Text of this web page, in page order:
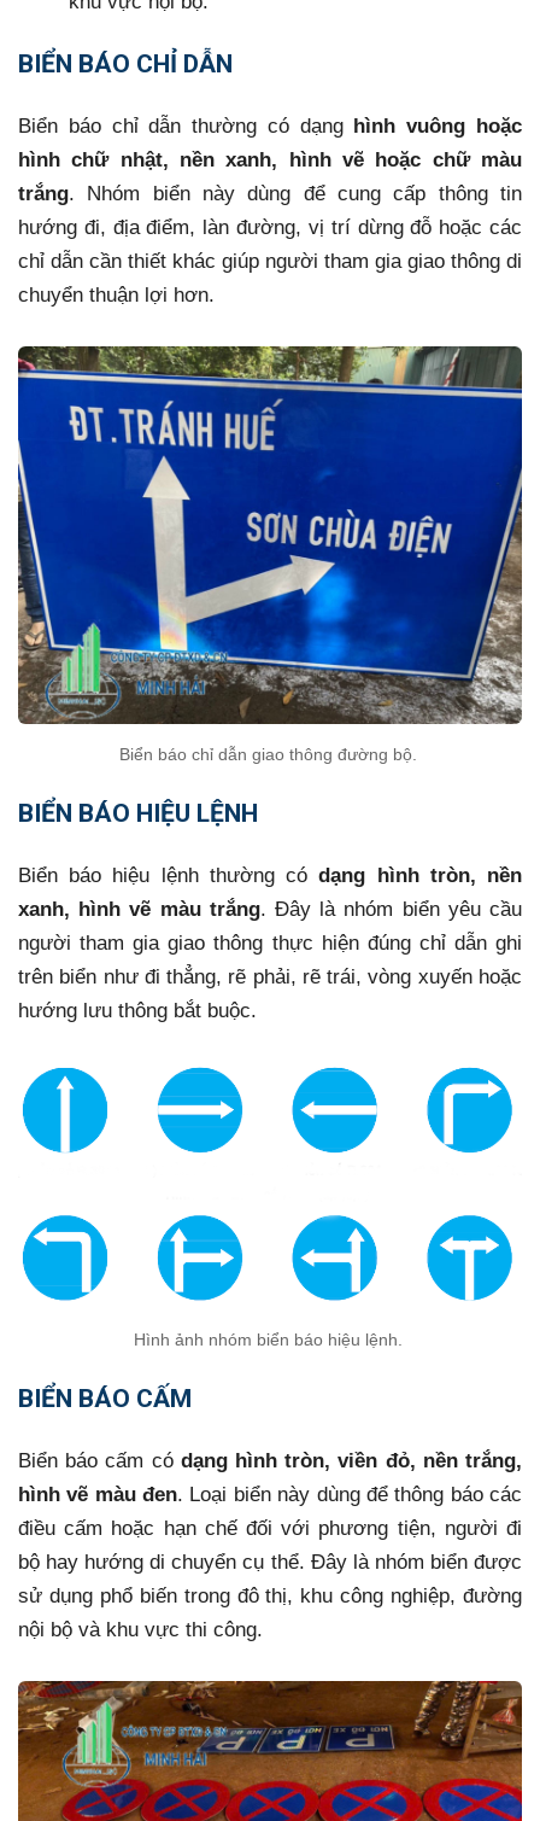
BIỂN BÁO CHỈ DẪN
Biển báo chỉ dẫn thường có dạng hình vuông hoặc
hình chữ nhật, nền xanh, hình vẽ hoặc chữ màu
trắng. Nhóm biển này dùng để cung cấp thông tin
hướng đi, địa điểm, làn đường, vị trí dừng đỗ hoặc các
chỉ dẫn cần thiết khác giúp người tham gia giao thông di
chuyển thuận lợi hơn.
Biển báo chỉ dẫn giao thông đường bộ.
BIỂN BÁO HIỆU LỆNH
Biển báo hiệu lệnh thường códạng hình tròn, nền
xanh, hình vẽ màu trắng. Đây là nhóm biển yêu cầu
người tham gia giao thông thực hiện đúng chỉ dẫn ghi
trên biển như đi thẳng, rẽ phải, rẽ trái, vòng xuyến hoặc
hướng lưu thông bắt buộc.
Hình ảnh nhóm biển báo hiệu lệnh.
BIỂN BÁO CẤM
Biển báo cấm có dạng hình tròn, viền đỏ, nền trắng,
hình vẽ màu đen. Loại biển này dùng để thông báo các
điều cấm hoặc hạn chế đối với phương tiện, người đi
bộ hay hướng di chuyển cụ thể. Đây là nhóm biển được
sử dụng phổ biến trong đô thị, khu công nghiệp, đường
nội bộ và khu vực thi công.